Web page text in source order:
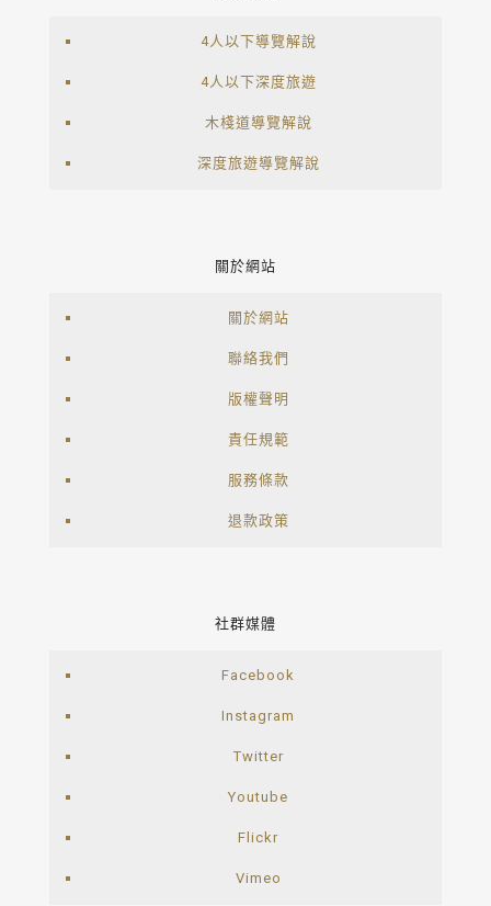
4人以下導覽解說
4人以下深度旅遊
木棧道導覽解說
深度旅遊導覽解說
關於網站
關於網站
聯絡我們
版權聲明
責任規範
服務條款
退款政策
社群媒體
Facebook
Instagram
Twitter
Youtube
Flickr
Vimeo